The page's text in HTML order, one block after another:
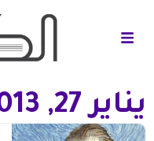
يناير 27, 2013